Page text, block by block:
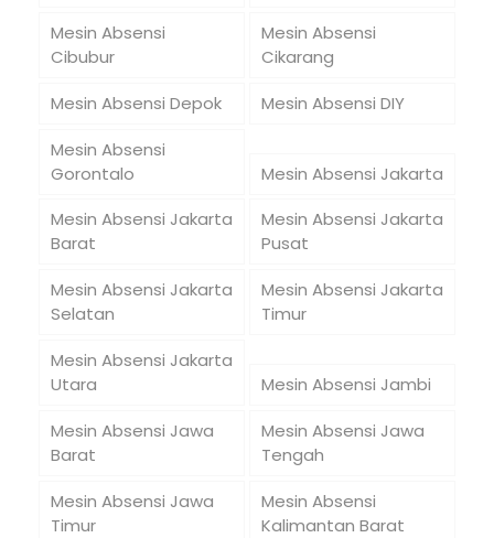
Mesin Absensi
Cibubur
Mesin Absensi
Cikarang
Mesin Absensi Depok
Mesin Absensi DIY
Mesin Absensi
Gorontalo
Mesin Absensi Jakarta
Mesin Absensi Jakarta
Barat
Mesin Absensi Jakarta
Pusat
Mesin Absensi Jakarta
Selatan
Mesin Absensi Jakarta
Timur
Mesin Absensi Jakarta
Utara
Mesin Absensi Jambi
Mesin Absensi Jawa
Barat
Mesin Absensi Jawa
Tengah
Mesin Absensi Jawa
Timur
Mesin Absensi
Kalimantan Barat